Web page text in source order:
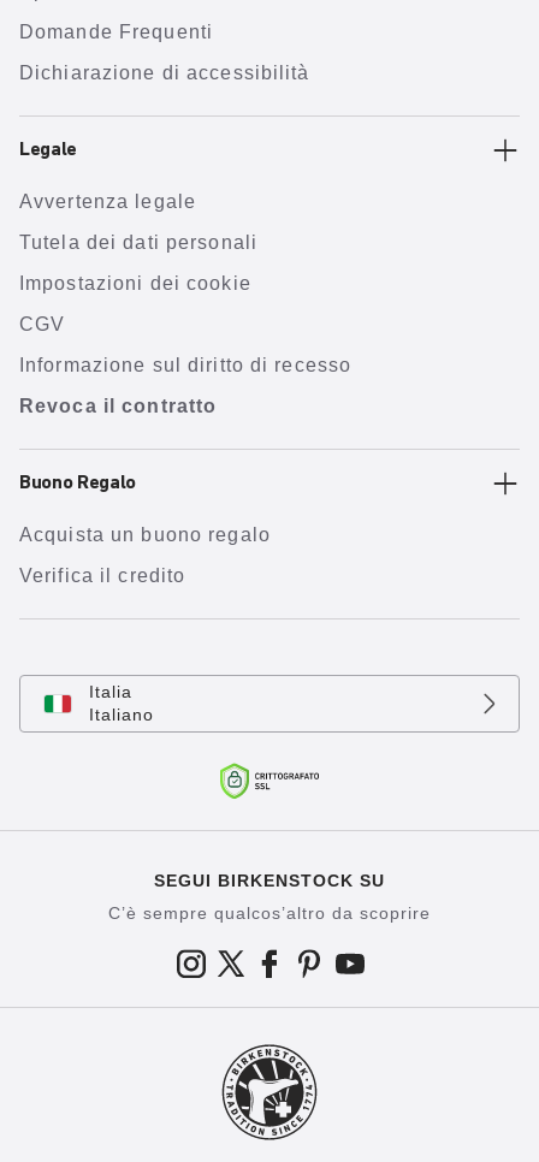
Domande Frequenti
Dichiarazione di accessibilità
Legale
Avvertenza legale
Tutela dei dati personali
Impostazioni dei cookie
CGV
Informazione sul diritto di recesso
Revoca il contratto
Buono Regalo
Acquista un buono regalo
Verifica il credito
Italia
Italiano
SEGUI BIRKENSTOCK SU
C’è sempre qualcos’altro da scoprire